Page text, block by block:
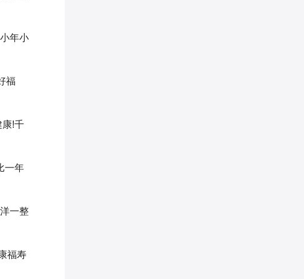
年小
福
康!千
一年
一整
福寿